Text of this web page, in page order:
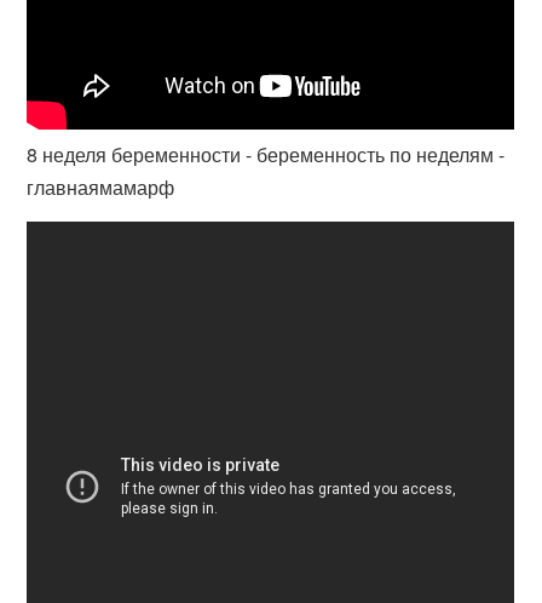
8 неделя беременности - беременность по неделям -
главнаямамарф